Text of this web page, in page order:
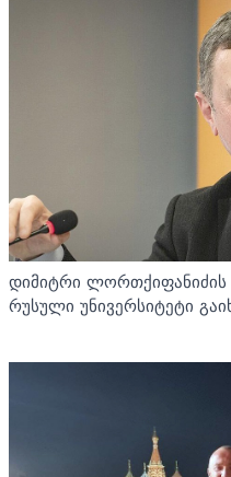
დიმიტრი
რუსული უნივერსიტეტი